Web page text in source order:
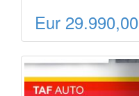
Eur 29.990,00